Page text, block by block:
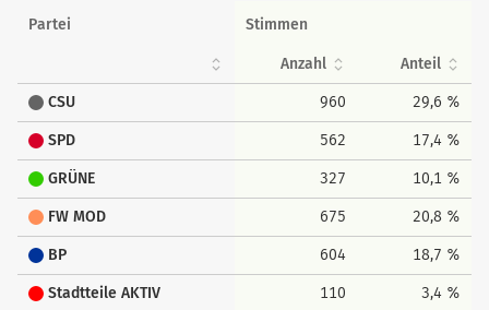
Partei Stimmen
Anzahl Anteil
CSU 960 29,6 %
SPD 562 17,4 %
GRÜNE 327 10,1 %
FW MOD 675 20,8 %
BP 604 18,7 %
Stadtteile AKTIV 110 3,4 %